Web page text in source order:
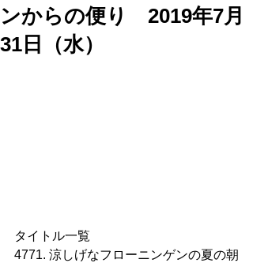
ンからの便り 2019年7月
31日（水）
タイトル一覧
4771. 涼しげなフローニンゲンの夏の朝